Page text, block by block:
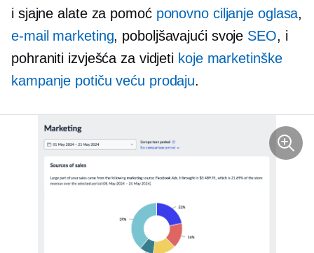
i sjajne alate za pomoć ponovno ciljanje oglasa,
e-mail marketing, poboljšavajući svoje SEO, i
pohraniti izvješća za vidjeti koje marketinške
kampanje potiču veću prodaju.